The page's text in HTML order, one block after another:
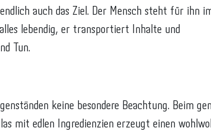
auch das Ziel. Der Mensch steht für ihn
lebendig, er transportiert Inhalte und
Tun.
keine besondere Beachtung. Beim
mit edlen Ingredienzien erzeugt einen